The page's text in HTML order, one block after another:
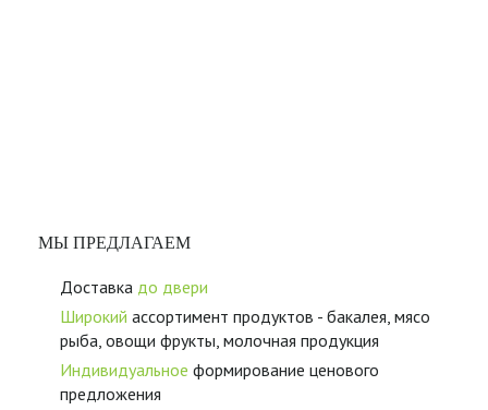
МЫ ПРЕДЛАГАЕМ
Доставка до двери
Широкий ассортимент продуктов - бакалея, мясо
рыба, овощи фрукты, молочная продукция
Индивидуальное формирование ценового
предложения